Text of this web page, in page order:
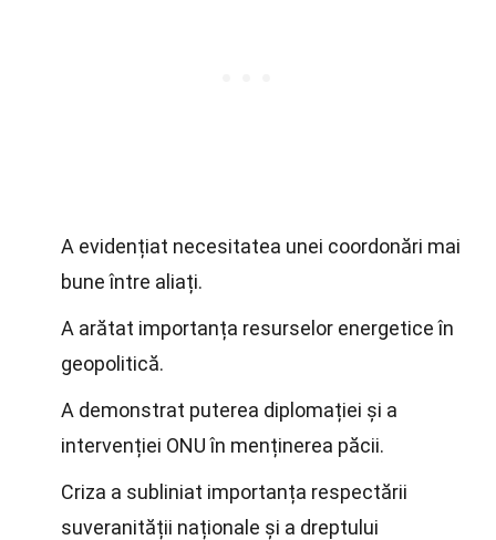
A evidențiat necesitatea unei coordonări mai
bune între aliați.
A arătat importanța resurselor energetice în
geopolitică.
A demonstrat puterea diplomației și a
intervenției ONU în menținerea păcii.
Criza a subliniat importanța respectării
suveranității naționale și a dreptului